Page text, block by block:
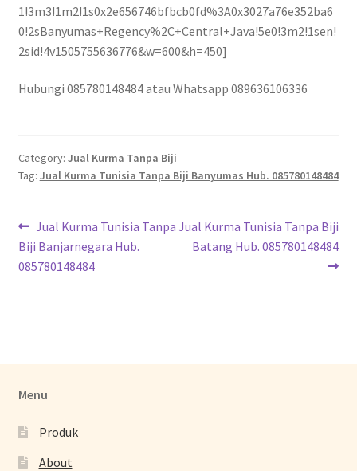
1!3m3!1m2!1s0x2e656746bfbcb0fd%3A0x3027a76e352ba6
0!2sBanyumas+Regency%2C+Central+Java!5e0!3m2!1sen!
2sid!4v1505755636776&w=600&h=450]
Hubungi 085780148484 atau Whatsapp 089636106336
Category: Jual Kurma Tanpa Biji
Tag: Jual Kurma Tunisia Tanpa Biji Banyumas Hub. 085780148484
Jual Kurma Tunisia Tanpa
Biji Banjarnegara Hub.
085780148484
Jual Kurma Tunisia Tanpa Biji
Batang Hub. 085780148484
Menu
Produk
About